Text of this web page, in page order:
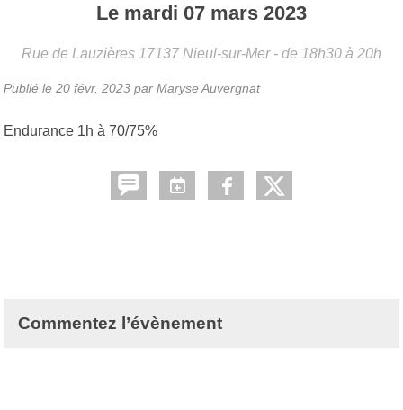
Le mardi 07 mars 2023
Rue de Lauzières 17137 Nieul-sur-Mer - de 18h30 à 20h
Publié le 20 févr. 2023 par Maryse Auvergnat
Endurance 1h à 70/75%
Commentez l’évènement